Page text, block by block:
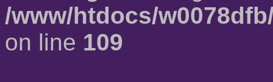
/www/htdocs/
on line 109